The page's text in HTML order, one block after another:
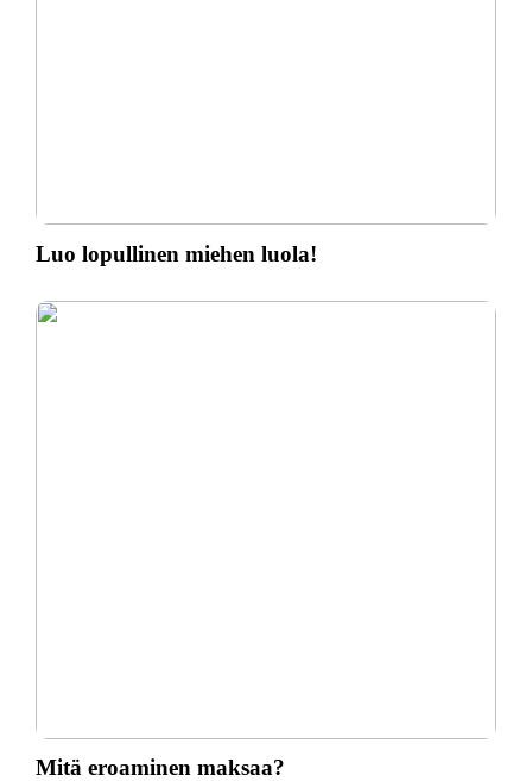
Luo lopullinen miehen luola!
Mitä eroaminen maksaa?